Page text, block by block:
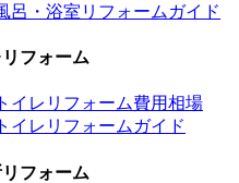
呂・浴室リフォームガイド
リフォーム
トイレリフォーム費用相場
トイレリフォームガイド
フォーム